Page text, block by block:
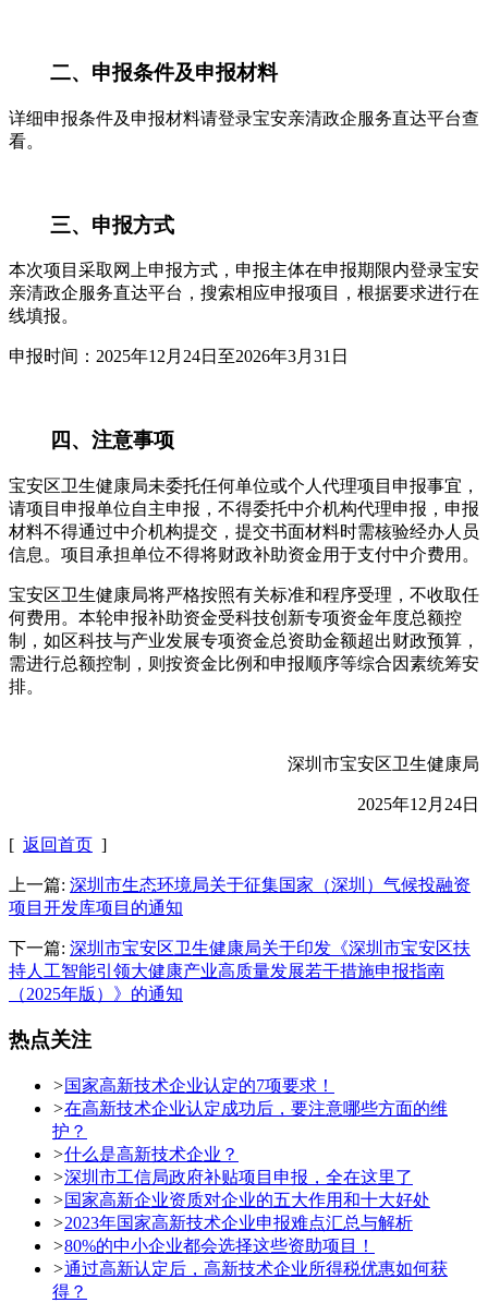
二、申报条件及申报材料
详细申报条件及申报材料请登录宝安亲清政企服务直达平台查
看。
三、申报方式
本次项目采取网上申报方式，申报主体在申报期限内登录宝安
亲清政企服务直达平台，搜索相应申报项目，根据要求进行在
线填报。
申报时间：2025年12月24日至2026年3月31日
四、注意事项
宝安区卫生健康局未委托任何单位或个人代理项目申报事宜，
请项目申报单位自主申报，不得委托中介机构代理申报，申报
材料不得通过中介机构提交，提交书面材料时需核验经办人员
信息。项目承担单位不得将财政补助资金用于支付中介费用。
宝安区卫生健康局将严格按照有关标准和程序受理，不收取任
何费用。本轮申报补助资金受科技创新专项资金年度总额控
制，如区科技与产业发展专项资金总资助金额超出财政预算，
需进行总额控制，则按资金比例和申报顺序等综合因素统筹安
排。
深圳市宝安区卫生健康局
2025年12月24日
[ 返回首页 ]
上一篇: 深圳市生态环境局关于征集国家（深圳）气候投融资
项目开发库项目的通知
下一篇: 深圳市宝安区卫生健康局关于印发《深圳市宝安区扶
持人工智能引领大健康产业高质量发展若干措施申报指南
（2025年版）》的通知
热点关注
>国家高新技术企业认定的7项要求！
>在高新技术企业认定成功后，要注意哪些方面的维
护？
>什么是高新技术企业？
>深圳市工信局政府补贴项目申报，全在这里了
>国家高新企业资质对企业的五大作用和十大好处
>2023年国家高新技术企业申报难点汇总与解析
>80%的中小企业都会选择这些资助项目！
>通过高新认定后，高新技术企业所得税优惠如何获
得？